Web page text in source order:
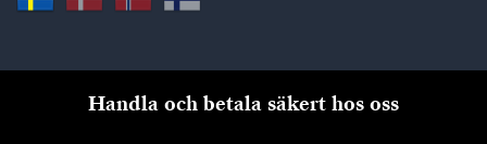
Handla och betala säkert hos oss